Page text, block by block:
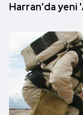
Harran'da yeni